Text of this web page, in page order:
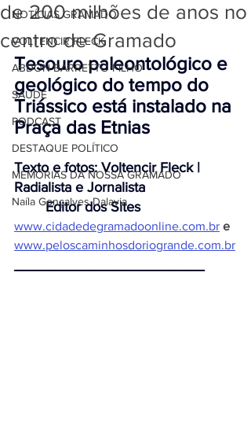
NOTÍCIAS GRAMADO
VOLTENCIR FLECK
ABDON BARRETTO FILHO
SAÚDE
PODCAST
DESTAQUE POLÍTICO
MEMÓRIAS DA NOSSA GRAMADO
Naíla Gonçalves Dalavia
de 200 milhões de anos no
centro de Gramado
Tesouro paleontológico e
geológico do tempo do
Triássico está instalado na
Praça das Etnias
Texto e fotos: Voltencir Fleck |
Radialista e Jornalista
        Editor dos Sites
www.cidadedegramadoonline.com.br e
www.peloscaminhosdoriogrande.com.br